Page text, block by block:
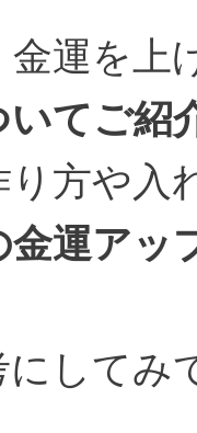
金運を上
いてご紹
り方や入
運アッ
してみ